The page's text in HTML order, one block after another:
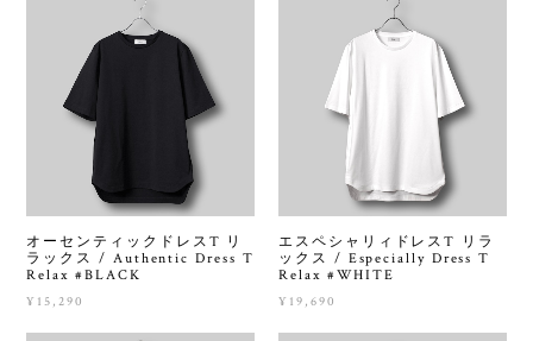
オーセンティックドレスT リ
ラックス / Authentic Dress T
Relax #BLACK
¥15,290
エスペシャリィドレスT リラ
ックス / Especially Dress T
Relax #WHITE
¥19,690